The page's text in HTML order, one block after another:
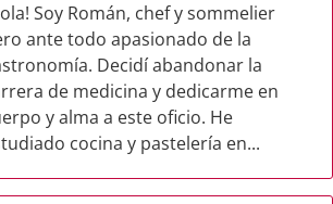
Soy Román, chef y sommelier
ante todo apasionado de la
Decidí abandonar la
de medicina y dedicarme en
y alma a este oficio. He
cocina y pastelería en...